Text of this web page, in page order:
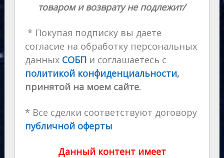
товаром и возврату не подлежит/
* Покупая подписку вы даете
согласие на обработку персональных
данных СОБП и соглашаетесь с
политикой конфиденциальности,
принятой на моем сайте.
* Все сделки соответствуют договору
публичной оферты
Данный контент имеет